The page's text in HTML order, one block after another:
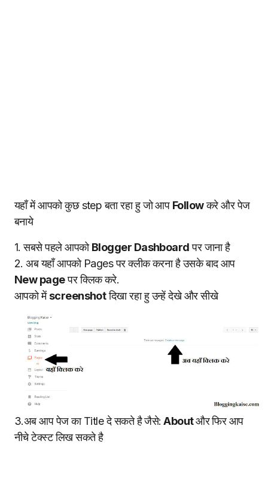
यहाँ में आपको कुछ step बता रहा हु जो आप Followकरे और पेज
बनाये
1. सबसे पहले आपकोBlogger Dashboardपर जाना है
2. अब यहाँ आपको Pages पर क्लीक करना है उसके बाद आप
New pageपर क्लिक करे.
आपको मेंscreenshotदिखा रहा हु उन्हें देखे और सीखे
3.अब आप पेज का Title दे सकते है जैसे: Aboutऔर फिर आप
नीचे टेक्स्ट लिख सकते है